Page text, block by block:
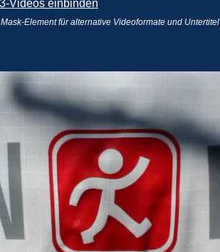
Mask-Element für alternative Videoformate und Untertitel